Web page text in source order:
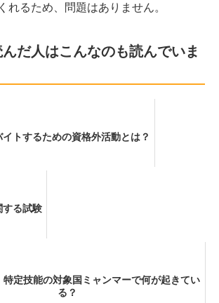
れるため、問題はありません。
だ人はこんなのも読んでいま
トするための資格外活動とは？
する試験
特定技能の対象国ミャンマーで何が起きてい
る？